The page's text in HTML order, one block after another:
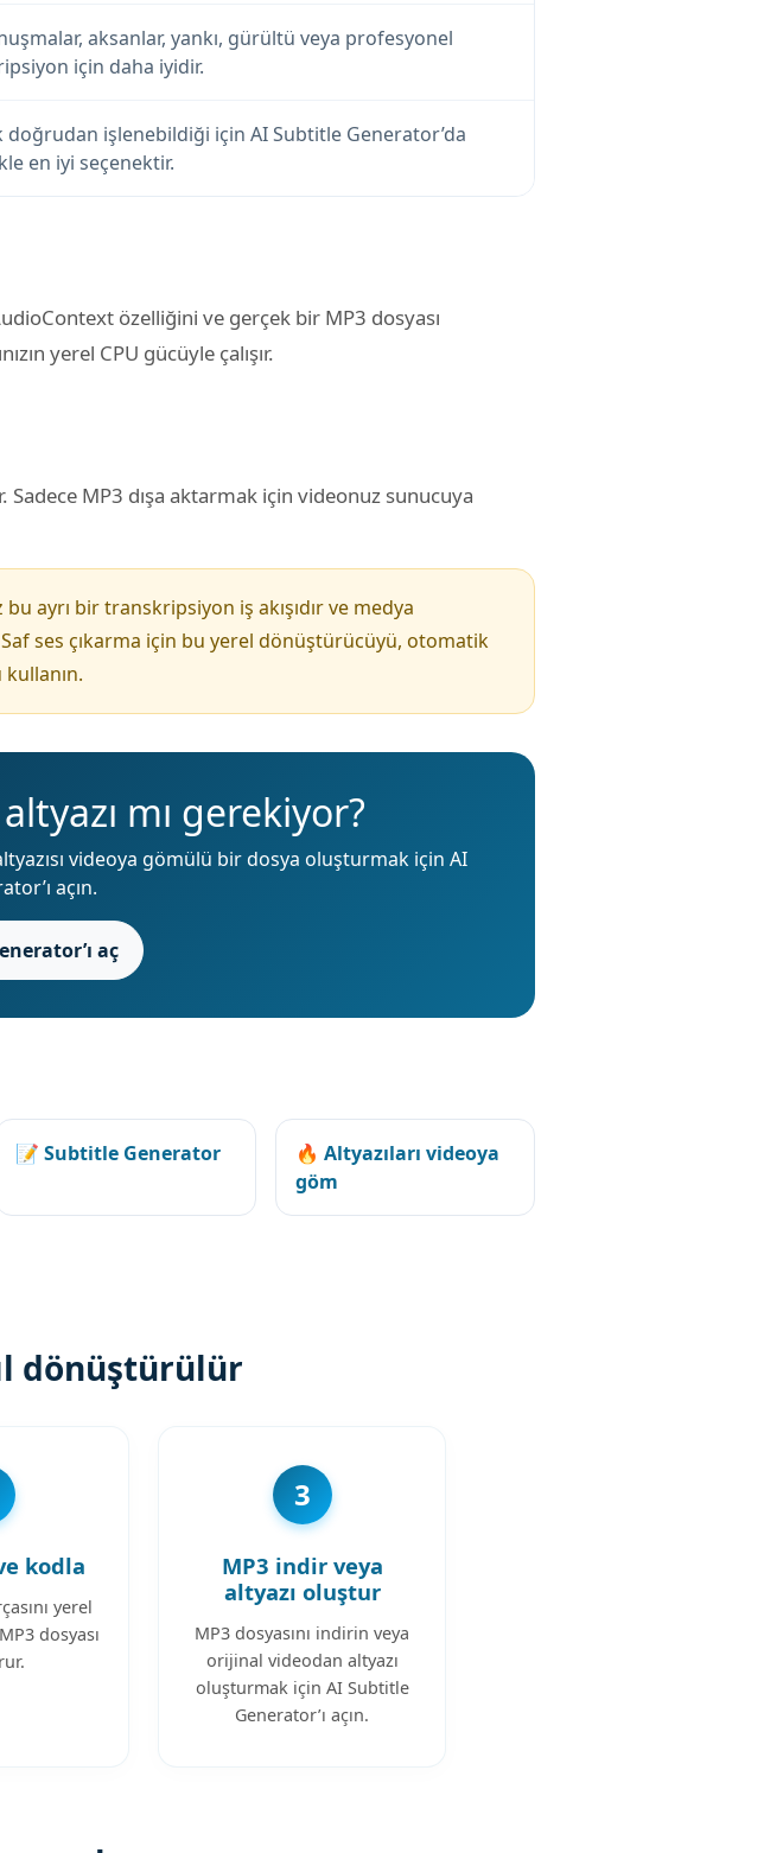
aksanlar, yankı, gürültü veya profesyonel
için daha iyidir.
doğrudan işlenebildiği için AI Subtitle Generator’da
en iyi seçenektir.
özelliğini ve gerçek bir MP3 dosyası
yerel CPU gücüyle çalışır.
Sadece MP3 dışa aktarmak için videonuz sunucuya
ayrı bir transkripsiyon iş akışıdır ve medya
ses çıkarma için bu yerel dönüştürücüyü, otomatik
kullanın.
mı gerekiyor?
videoya gömülü bir dosya oluşturmak için AI
açın.
aç
📝 Subtitle Generator
🔥 Altyazıları videoya
göm
dönüştürülür
kodla
yerel
dosyası
3
MP3 indir veya
altyazı oluştur
MP3 dosyasını indirin veya
orijinal videodan altyazı
oluşturmak için AI Subtitle
Generator’ı açın.